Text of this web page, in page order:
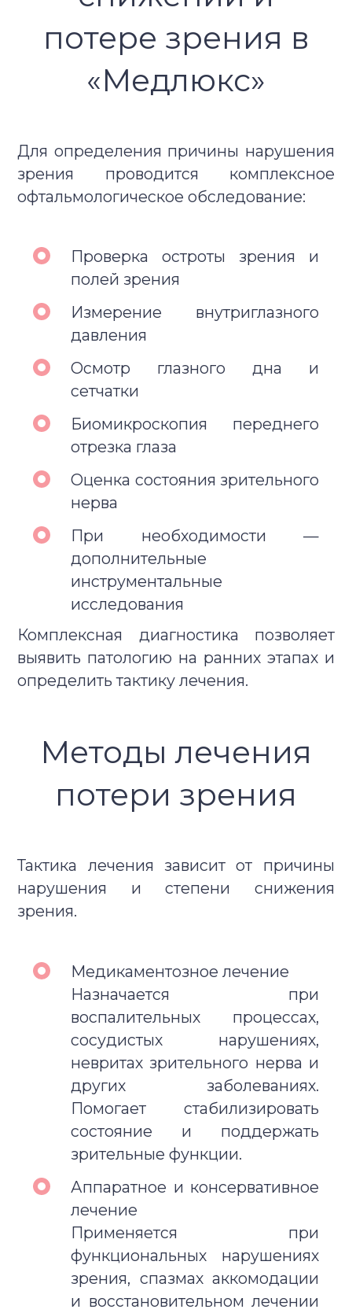
потере зрения в
«Медлюкс»
Для определения причины нарушения
зрения проводится комплексное
офтальмологическое обследование:
Проверка остроты зрения и
полей зрения
Измерение внутриглазного
давления
Осмотр глазного дна и
сетчатки
Биомикроскопия переднего
отрезка глаза
Оценка состояния зрительного
нерва
При необходимости —
дополнительные
инструментальные
исследования
Комплексная диагностика позволяет
выявить патологию на ранних этапах и
определить тактику лечения.
Методы лечения
потери зрения
Тактика лечения зависит от причины
нарушения и степени снижения
зрения.
Медикаментозное лечение
Назначается при
воспалительных процессах,
сосудистых нарушениях,
невритах зрительного нерва и
других заболеваниях.
Помогает стабилизировать
состояние и поддержать
зрительные функции.
Аппаратное и консервативное
лечение
Применяется при
функциональных нарушениях
зрения, спазмах аккомодации
и восстановительном лечении